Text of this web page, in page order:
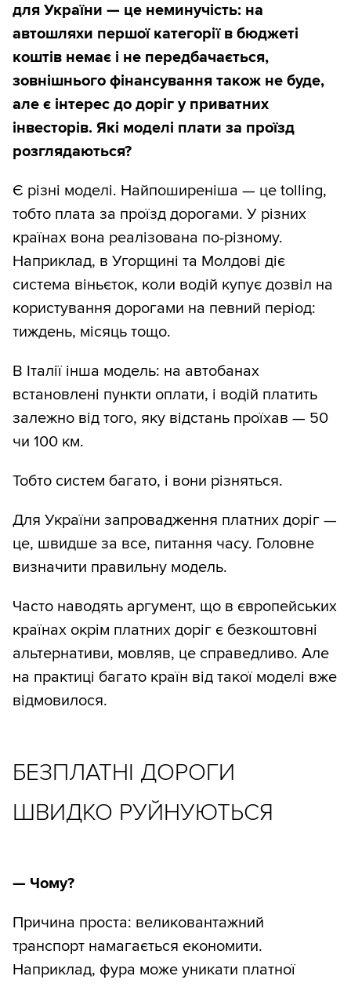
для України — це неминучість: на
автошляхи першої категорії в бюджеті
коштів немає і не передбачається,
зовнішнього фінансування також не буде,
але є інтерес до доріг у приватних
інвесторів. Які моделі плати за проїзд
розглядаються?
Є різні моделі. Найпоширеніша — це tolling,
тобто плата за проїзд дорогами. У різних
країнах вона реалізована по-різному.
Наприклад, в Угорщині та Молдові діє
система віньєток, коли водій купує дозвіл на
користування дорогами на певний період:
тиждень, місяць тощо.
В Італії інша модель: на автобанах
встановлені пункти оплати, і водій платить
залежно від того, яку відстань проїхав — 50
чи 100 км.
Тобто систем багато, і вони різняться.
Для України запровадження платних доріг —
це, швидше за все, питання часу. Головне
визначити правильну модель.
Часто наводять аргумент, що в європейських
країнах окрім платних доріг є безкоштовні
альтернативи, мовляв, це справедливо. Але
на практиці багато країн від такої моделі вже
відмовилося.
БЕЗПЛАТНІ ДОРОГИ
ШВИДКО РУЙНУЮТЬСЯ
— Чому?
Причина проста: великовантажний
транспорт намагається економити.
Наприклад, фура може уникати платної